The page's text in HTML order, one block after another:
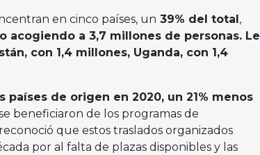
en cinco países, un 39% del total ,
acogiendo a 3,7 millones de personas. Le
con 1,4 millones, Uganda, con 1,4
países de origen en 2020, un 21% menos
beneficiaron de los programas de
que estos traslados organizados
por al falta de plazas disponibles y las